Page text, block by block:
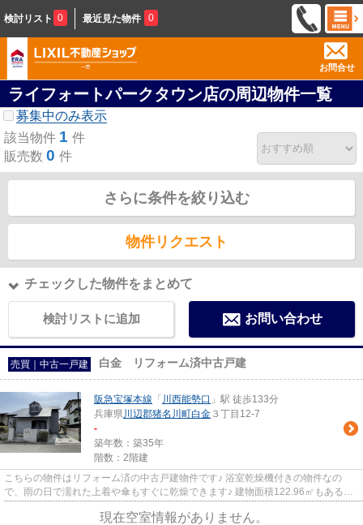
検討リスト 0 最近見た物件 0
お問合せ
ライフォートパークタウン店の周辺物件一覧
募集中のみ表示
該当物件 1 件
販売数 0 件
さらに条件を絞り込む
物件リクエスト
チェックした物件をまとめて
検討リストに追加 お問い合わせ
売買｜中古一戸建 白金 リフォーム済中古戸建
阪急宝塚本線 「 川西能勢口 」駅 徒歩133分
兵庫県川辺郡猪名川町白金 ３丁目12-7
-
築年数：築35年
階数：2階建
こちらの物件はリフォーム済の中古戸建物件です♪ 浴室乾燥機付きの物件なの
で、雨の日で濡れた上着や傘もすぐに乾燥できます♪ 建物面積122.96㎡もあるの
現在空室情報がありません。